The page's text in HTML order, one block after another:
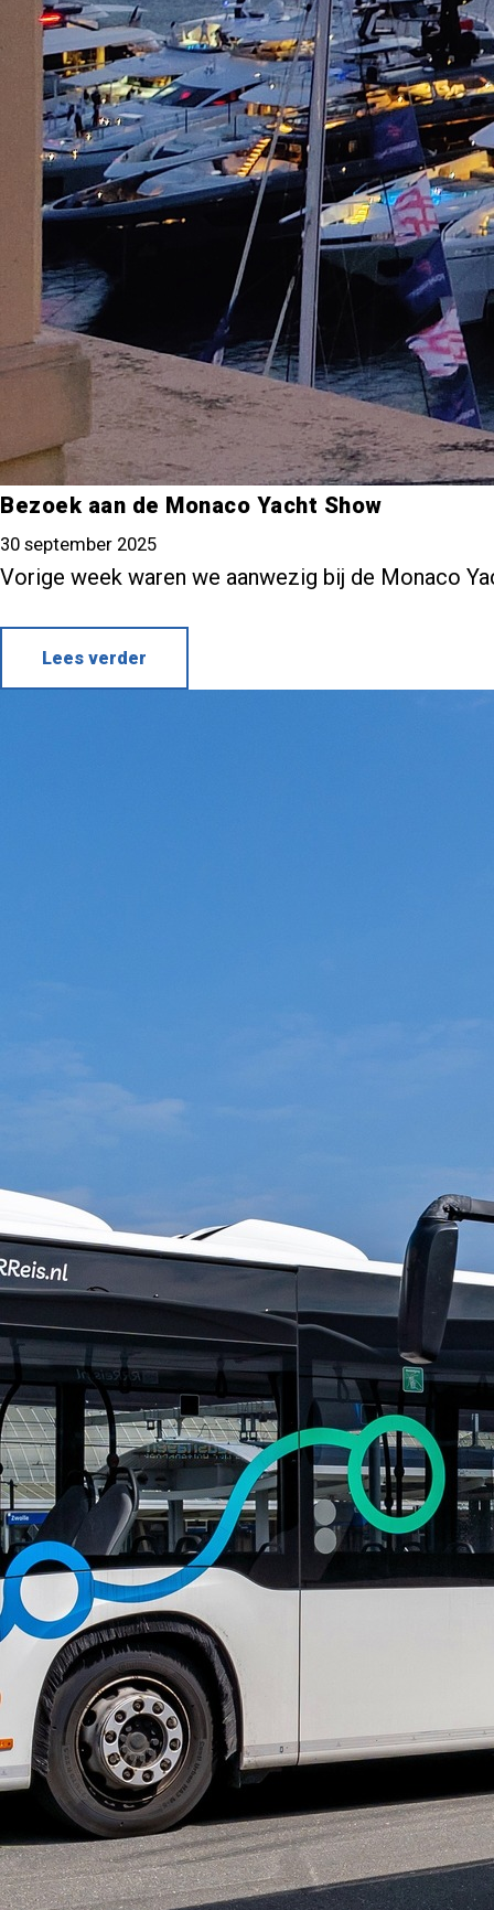
Bezoek aan de Monaco Yacht Show
30 september 2025
Vorige week waren we aanwezig bij de Monaco
Lees verder